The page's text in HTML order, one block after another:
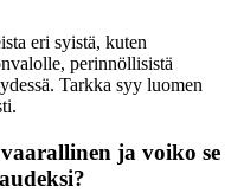
eri syistä, kuten
perinnöllisistä
Tarkka syy luomen
ja voiko se